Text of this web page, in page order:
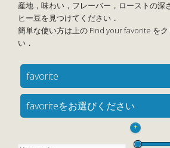
favorite
favoriteをお選びください
+